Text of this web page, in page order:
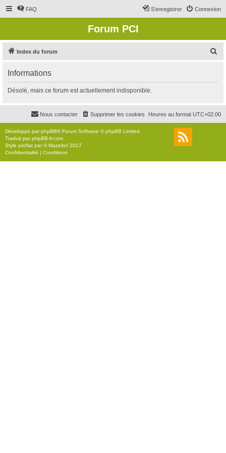
FAQ Connexion
S’enregistrer
Forum PCI
Index du forum
r
c
r
Informations
Désolé, mais ce forum est actuellement indisponible.
Heures au format UTC+02:00
Supprimer les cookies
Nous contacter
Développé parphpBB® Forum Software © phpBB Limited
Traduit parphpBB-fr.com
Style proflat par ©Mazeltof 2017
Confidentialité | Conditions